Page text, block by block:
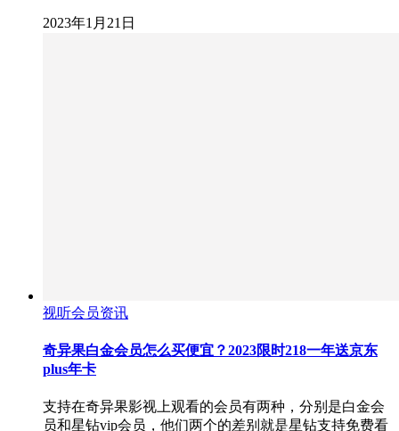
2023年1月21日
视听会员资讯
奇异果白金会员怎么买便宜？2023限时218一年送京东
plus年卡
支持在奇异果影视上观看的会员有两种，分别是白金会
员和星钻vip会员，他们两个的差别就是星钻支持免费看